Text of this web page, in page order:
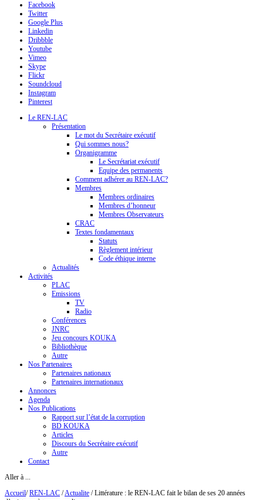
Facebook
Twitter
Google Plus
Linkedin
Dribbble
Youtube
Vimeo
Skype
Flickr
Soundcloud
Instagram
Pinterest
Le REN-LAC
Présentation
Le mot du Secrétaire exécutif
Qui sommes nous?
Organigramme
Le Secrétariat exécutif
Equipe des permanents
Comment adhérer au REN-LAC?
Membres
Membres ordinaires
Membres d’honneur
Membres Observateurs
CRAC
Textes fondamentaux
Statuts
Règlement intérieur
Code éthique interne
Actualités
Activités
PLAC
Emissions
TV
Radio
Conférences
JNRC
Jeu concours KOUKA
Bibliothèque
Autre
Nos Partenaires
Partenaires nationaux
Partenaires internationaux
Annonces
Agenda
Nos Publications
Rapport sur l’état de la corruption
BD KOUKA
Articles
Discours du Secrétaire exécutif
Autre
Contact
Aller à ...
Accueil/ REN-LAC /Actualite / Littérature : le REN-LAC fait le bilan de ses 20 années